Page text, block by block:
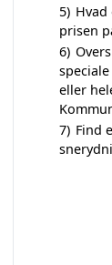
5)
prisen
6)
eller
7) Find